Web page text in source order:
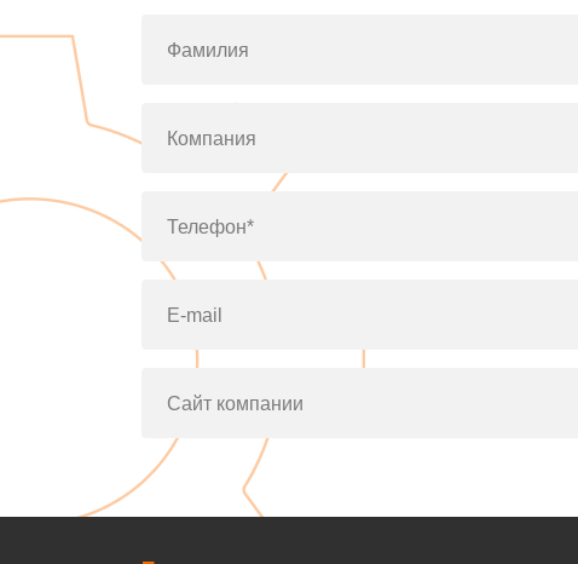
Фамилия
Компания
Телефон*
E-mail
Сайт компании